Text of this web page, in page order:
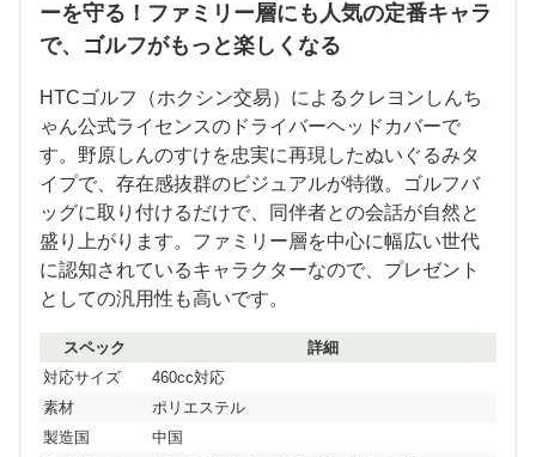
ーを守る！ファミリー層にも人気の定番キャラ
で、ゴルフがもっと楽しくなる
HTCゴルフ（ホクシン交易）によるクレヨンしんち
ゃん公式ライセンスのドライバーヘッドカバーで
す。野原しんのすけを忠実に再現したぬいぐるみタ
イプで、存在感抜群のビジュアルが特徴。ゴルフバ
ッグに取り付けるだけで、同伴者との会話が自然と
盛り上がります。ファミリー層を中心に幅広い世代
に認知されているキャラクターなので、プレゼント
としての汎用性も高いです。
スペック
詳細
対応サイズ
460cc対応
素材
ポリエステル
製造国
中国